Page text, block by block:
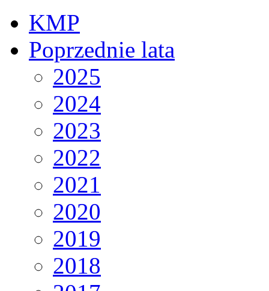
KMP
Poprzednie lata
2025
2024
2023
2022
2021
2020
2019
2018